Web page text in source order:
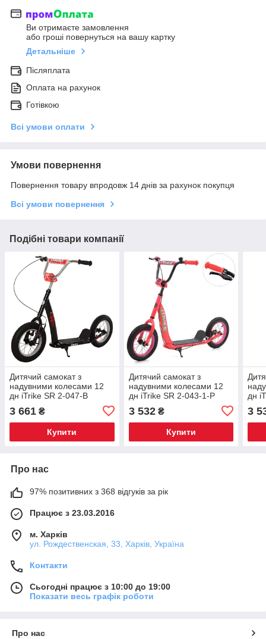
Ви отримаєте замовлення
або гроші повернуться на вашу картку
Детальніше
Післяплата
Оплата на рахунок
Готівкою
Всі умови оплати
Умови повернення
Повернення товару впродовж 14 днів за рахунок покупця
Всі умови повернення
Подібні товари компанії
Дитячий самокат з
надувними колесами 12
дн iTrike SR 2-047-B
3 661 ₴
Купити
Дитячий самокат з
надувними колесами 12
дн iTrike SR 2-043-1-P
3 532₴
Купити
дн
3
Про нас
97% позитивних з 368 відгуків за рік
Працює з 23.03.2016
м. Харків
ул. Рождественская, 33, Харків, Україна
Контакти
Сьогодні працює з 10:00 до 19:00
Показати весь графік роботи
Про нас